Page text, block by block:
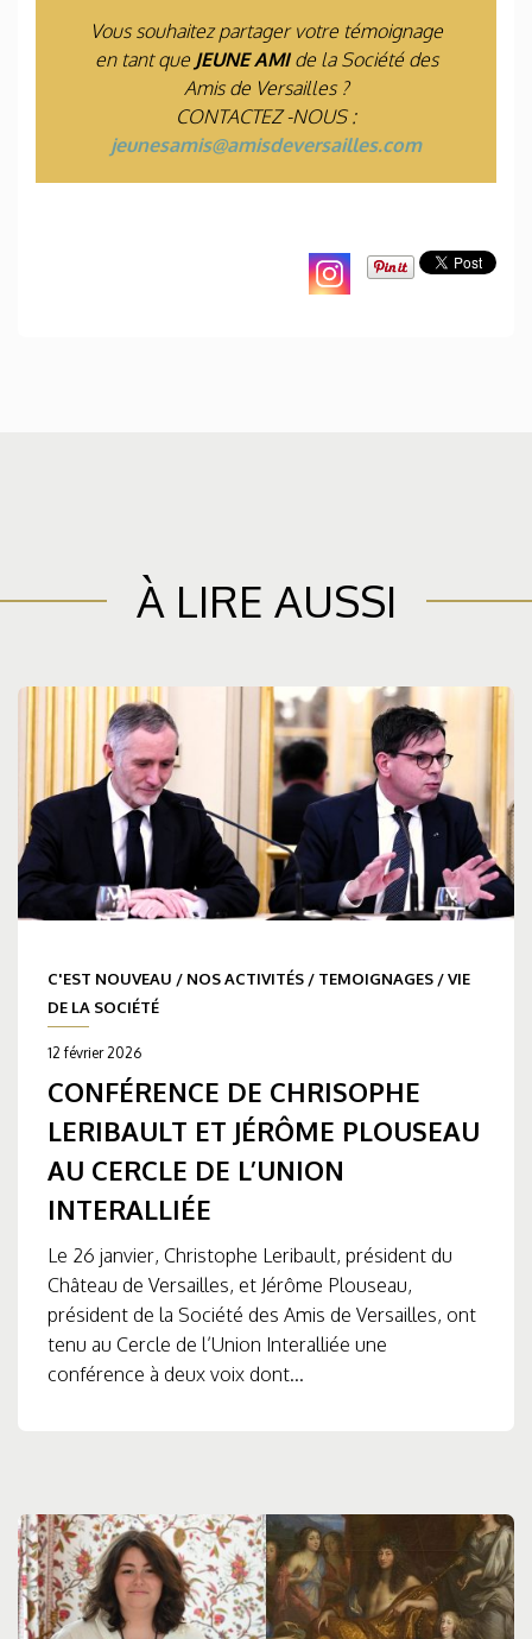
Vous souhaitez partager votre témoignage
en tant queJEUNE AMIde la Société des
Amis de Versailles ?
CONTACTEZ -NOUS :
jeunesamis@amisdeversailles.com
À LIRE AUSSI
C'EST NOUVEAU / NOS ACTIVITÉS / TEMOIGNAGES /VIE
DE LA SOCIÉTÉ
12 février 2026
CONFÉRENCE DE CHRISOPHE
LERIBAULT ET JÉRÔME PLOUSEAU
AU CERCLE DE L’UNION
INTERALLIÉE
Le 26 janvier, Christophe Leribault, président du
Château de Versailles, et Jérôme Plouseau,
président de la Société des Amis de Versailles, ont
tenu au Cercle de l’Union Interalliée une
conférence à deux voix dont...